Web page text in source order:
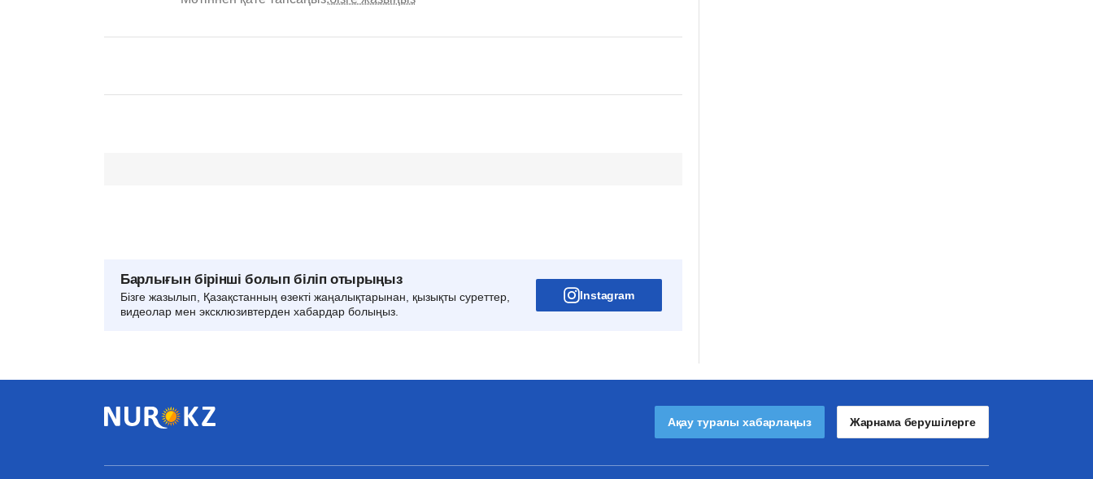
Барлығын бірінші болып біліп отырыңыз
Бізге жазылып, Қазақстанның өзекті жаңалықтарынан, қызықты суреттер,
видеолар мен эксклюзивтерден хабардар болыңыз.
Instagram
Ақау туралы хабарлаңыз Жарнама берушілерге